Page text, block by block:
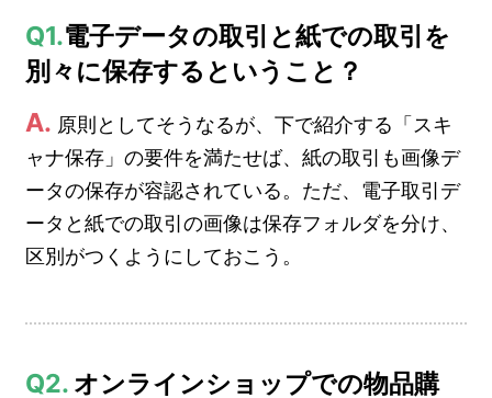
Q1.電子データの取引と紙での取引を
別々に保存するということ？
A. 原則としてそうなるが、下で紹介する「スキ
ャナ保存」の要件を満たせば、紙の取引も画像デ
ータの保存が容認されている。ただ、電子取引デ
ータと紙での取引の画像は保存フォルダを分け、
区別がつくようにしておこう。
Q2. オンラインショップでの物品購